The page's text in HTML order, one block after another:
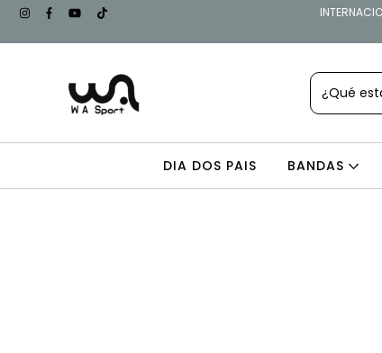
DIA DOS PAIS BANDAS